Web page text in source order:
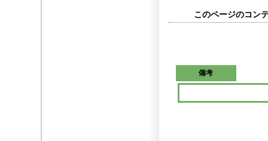
このページのコン
備考